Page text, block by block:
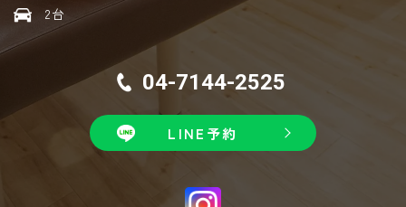
2台
04-7144-2525
LINE予約